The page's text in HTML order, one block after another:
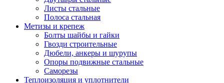
Листы стальные
Полоса стальная
Метизы и крепеж
Болты шайбы и гайки
Гвозди строительные
Дюбели, анкеры и шурупы
Опоры подвижные стальные
Саморезы
Теплоизоляция и уплотнители